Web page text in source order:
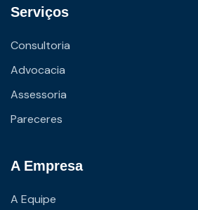
Serviços
Consultoria
Advocacia
Assessoria
Pareceres
A Empresa
A Equipe